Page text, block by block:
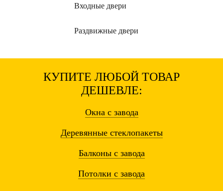
Входные двери
Раздвижные двери
КУПИТЕ ЛЮБОЙ ТОВАР
ДЕШЕВЛЕ:
Окнас завода
Деревянные стеклопакеты
Балконы с завода
Потолки с завода